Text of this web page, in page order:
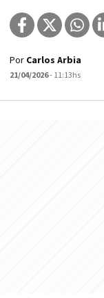
Por Carlos Arbia
21/04/2026- 11:13hs